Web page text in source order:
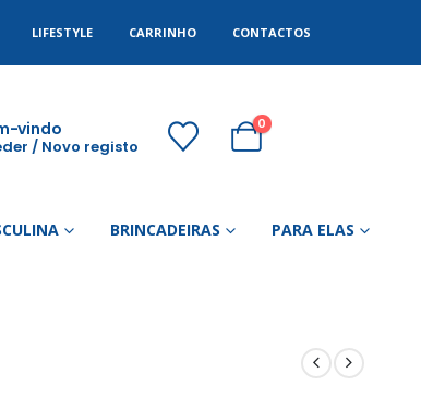
LIFESTYLE CARRINHO CONTACTOS
vindo
/ Novo registo
0
BRINCADEIRAS PARA ELAS